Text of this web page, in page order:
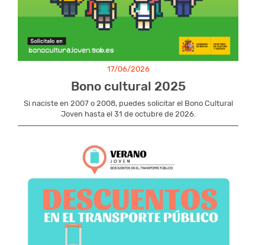
17/06/2026
Bono cultural 2025
Si naciste en 2007 o 2008, puedes solicitar el Bono Cultural
Joven hasta el 31 de octubre de 2026.